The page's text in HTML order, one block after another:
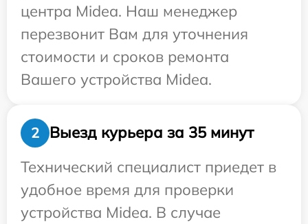
центра Midea. Наш менеджер
перезвонит Вам для уточнения
стоимости и сроков ремонта
Вашего устройства Midea.
2
Выезд курьера за 35 минут
Технический специалист приедет в
удобное время для проверки
устройства Midea. В случае